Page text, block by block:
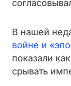
В нашей
войне и
показали
срывать